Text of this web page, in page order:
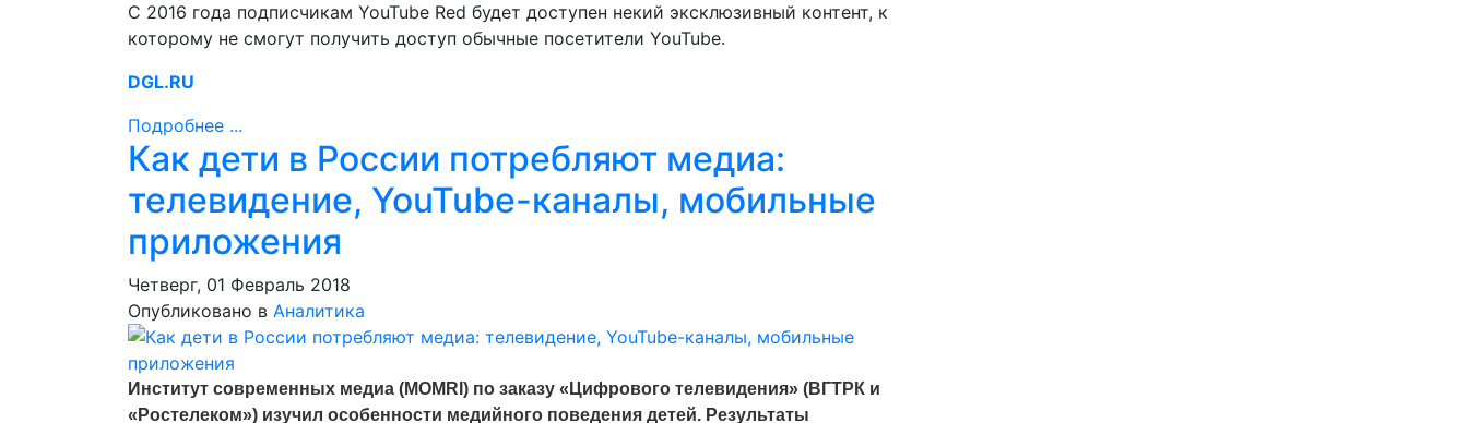
С 2016 года подписчикам YouTube Red будет доступен некий эксклюзивный контент, к
которому не смогут получить доступ обычные посетители YouTube.
DGL.RU
Подробнее ...
Как дети в России потребляют медиа:
телевидение, YouTube-каналы, мобильные
приложения
Четверг, 01 Февраль 2018
Опубликовано в Аналитика
Институт современных медиа (MOMRI) по заказу «Цифрового телевидения» (ВГТРК и
«Ростелеком») изучил особенности медийного поведения детей. Результаты